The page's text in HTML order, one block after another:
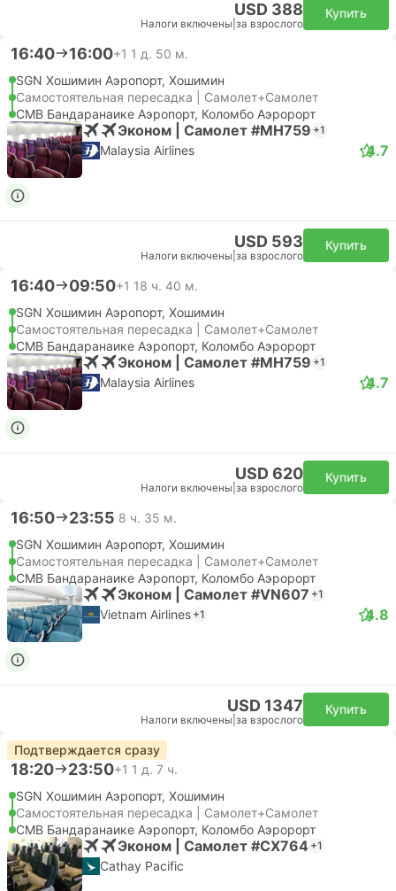
USD 388
Налоги включены за взрослого
Купить
16:40 16:00+1 1 д. 50 м.
SGN Хошимин Аэропорт, Хошимин
Самостоятельная пересадка | Самолет+Самолет
CMB Бандаранаике Аэропорт, Коломбо Аэророрт
Эконом | Самолет #MH759 +1
Malaysia Airlines 4.7
USD 593
Налоги включены за взрослого
Купить
16:40 09:50+1 18 ч. 40 м.
SGN Хошимин Аэропорт, Хошимин
Самостоятельная пересадка | Самолет+Самолет
CMB Бандаранаике Аэропорт, Коломбо Аэророрт
Эконом | Самолет #MH759 +1
Malaysia Airlines 4.7
USD 620
Налоги включены за взрослого
Купить
16:50 23:55 8 ч. 35 м.
SGN Хошимин Аэропорт, Хошимин
Самостоятельная пересадка | Самолет+Самолет
CMB Бандаранаике Аэропорт, Коломбо Аэророрт
Эконом | Самолет #VN607 +1
Vietnam Airlines +1 4.8
USD 1347
Налоги включены за взрослого
Купить
Подтверждается сразу
18:20 23:50+1 1 д. 7 ч.
SGN Хошимин Аэропорт, Хошимин
Самостоятельная пересадка | Самолет+Самолет
CMB Бандаранаике Аэропорт, Коломбо Аэророрт
Эконом | Самолет #CX764 +1
Cathay Pacific